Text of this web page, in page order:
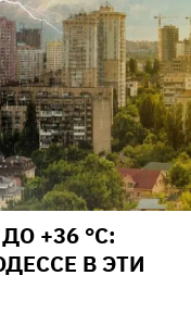
+36 °С:
В ЭТИ